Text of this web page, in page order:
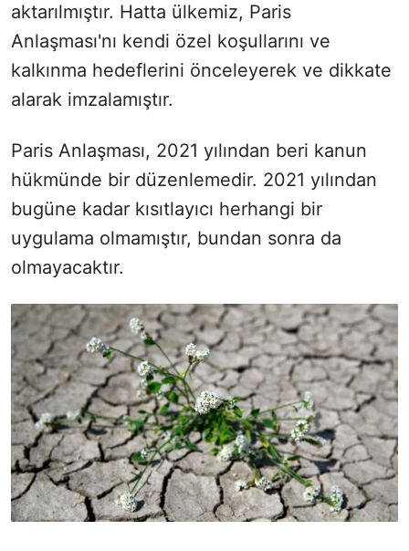
aktarılmıştır. Hatta ülkemiz, Paris
Anlaşması'nı kendi özel koşullarını ve
kalkınma hedeflerini önceleyerek ve dikkate
alarak imzalamıştır.
Paris Anlaşması, 2021 yılından beri kanun
hükmünde bir düzenlemedir. 2021 yılından
bugüne kadar kısıtlayıcı herhangi bir
uygulama olmamıştır, bundan sonra da
olmayacaktır.